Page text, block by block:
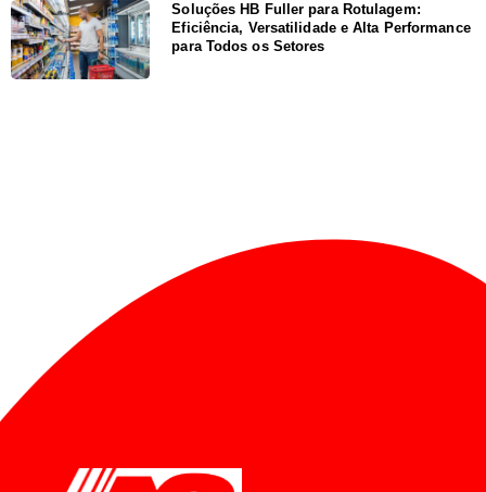
Soluções HB Fuller para Rotulagem:
Eficiência, Versatilidade e Alta Performance
para Todos os Setores